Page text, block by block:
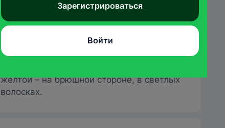
Ben Sale /wikimedia.org
Длина тела взрослых гусениц может
достигать 20 мм. Они бледно-зеленого
желтой – на брюшной стороне, в светлых
волосках.
Зарегистрироваться
Войти